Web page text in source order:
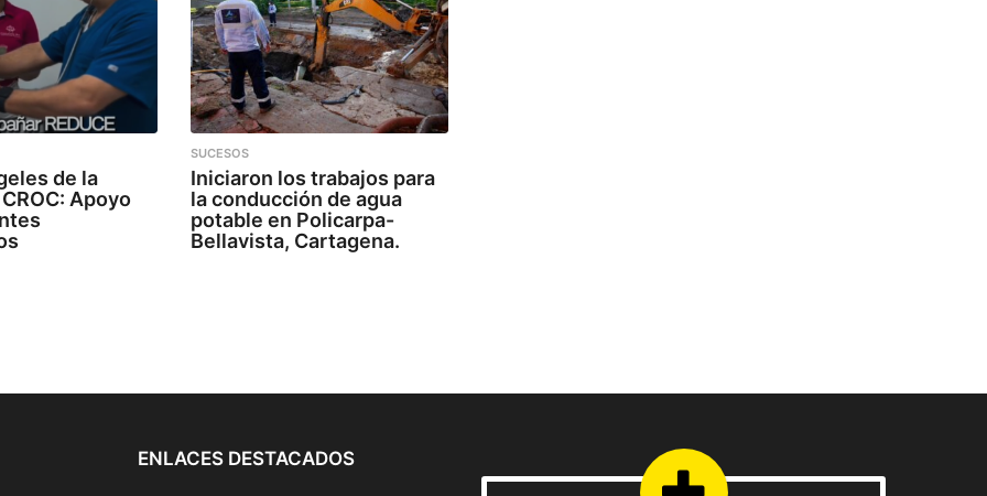
de la
Apoyo
SUCESOS
Iniciaron los trabajos para
la conducción de agua
potable en Policarpa-
Bellavista, Cartagena.
ENLACES DESTACADOS